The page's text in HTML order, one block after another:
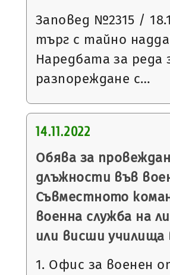
Заповед №2315 /
търг с тайно
Наредбата за реда
разпореждане с…
14.11.2022
Обява за
длъжности във
Съвместното
военна служба на
или висши
1. Офис за военен